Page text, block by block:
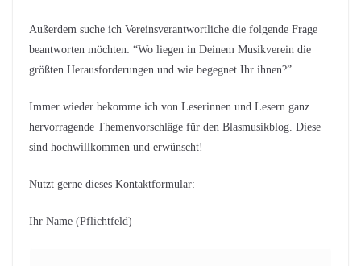
Außerdem suche ich Vereinsverantwortliche die folgende Frage
beantworten möchten: “Wo liegen in Deinem Musikverein die
größten Herausforderungen und wie begegnet Ihr ihnen?”
Immer wieder bekomme ich von Leserinnen und Lesern ganz
hervorragende Themenvorschläge für den Blasmusikblog. Diese
sind hochwillkommen und erwünscht!
Nutzt gerne dieses Kontaktformular:
Ihr Name (Pflichtfeld)